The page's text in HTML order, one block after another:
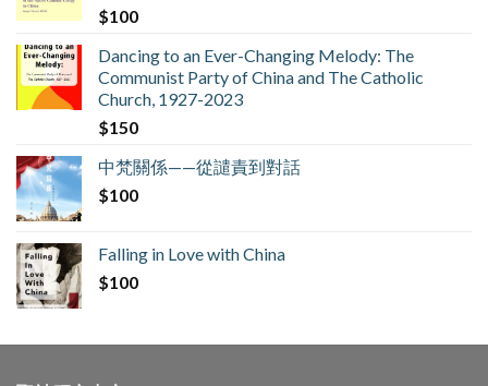
$100
Dancing to an Ever-Changing Melody: The
Communist Party of China and The Catholic
Church, 1927-2023
$150
中梵關係——從譴責到對話
$100
Falling in Love with China
$100